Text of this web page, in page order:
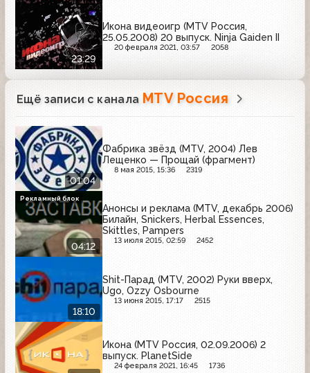
23:29
Икона видеоигр (MTV Россия,
25.05.2008) 20 выпуск. Ninja Gaiden II
20 февраля 2021, 03:57 2058
Ещё записи с канала MTV Россия
01:04
Фабрика звёзд (MTV, 2004) Лев
Лещенко — Прощай (фрагмент)
8 мая 2015, 15:36 2319
04:12
Анонсы и реклама (MTV, декабрь 2006)
Билайн, Snickers, Herbal Essences,
Skittles, Pampers
13 июля 2015, 02:59 2452
Рекламный блок
18:10
Shit-Парад (MTV, 2002) Руки вверх,
Ugo, Ozzy Osbourne
13 июня 2015, 17:17 2515
Икона (MTV Россия, 02.09.2006) 2
выпуск. PlanetSide
24 февраля 2021, 16:45 1736